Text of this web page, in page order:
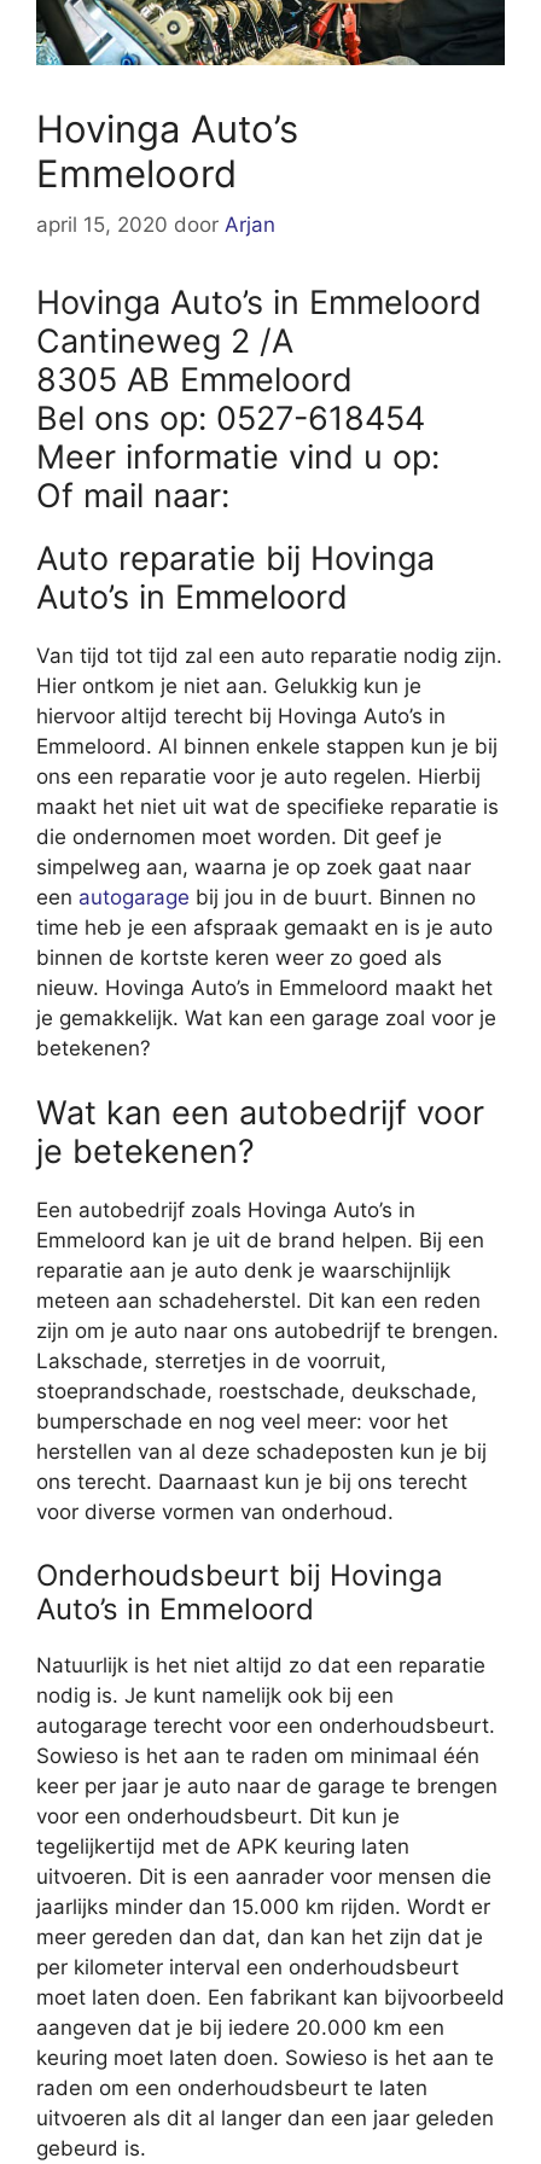
Hovinga Auto’s
Emmeloord
april 15, 2020 door Arjan
Hovinga Auto’s in Emmeloord
Cantineweg 2 /A
8305 AB Emmeloord
Bel ons op: 0527-618454
Meer informatie vind u op:
Of mail naar:
Auto reparatie bij Hovinga
Auto’s in Emmeloord
Van tijd tot tijd zal een auto reparatie nodig zijn.
Hier ontkom je niet aan. Gelukkig kun je
hiervoor altijd terecht bij Hovinga Auto’s in
Emmeloord. Al binnen enkele stappen kun je bij
ons een reparatie voor je auto regelen. Hierbij
maakt het niet uit wat de specifieke reparatie is
die ondernomen moet worden. Dit geef je
simpelweg aan, waarna je op zoek gaat naar
een autogarage bij jou in de buurt. Binnen no
time heb je een afspraak gemaakt en is je auto
binnen de kortste keren weer zo goed als
nieuw. Hovinga Auto’s in Emmeloord maakt het
je gemakkelijk. Wat kan een garage zoal voor je
betekenen?
Wat kan een autobedrijf voor
je betekenen?
Een autobedrijf zoals Hovinga Auto’s in
Emmeloord kan je uit de brand helpen. Bij een
reparatie aan je auto denk je waarschijnlijk
meteen aan schadeherstel. Dit kan een reden
zijn om je auto naar ons autobedrijf te brengen.
Lakschade, sterretjes in de voorruit,
stoeprandschade, roestschade, deukschade,
bumperschade en nog veel meer: voor het
herstellen van al deze schadeposten kun je bij
ons terecht. Daarnaast kun je bij ons terecht
voor diverse vormen van onderhoud.
Onderhoudsbeurt bij Hovinga
Auto’s in Emmeloord
Natuurlijk is het niet altijd zo dat een reparatie
nodig is. Je kunt namelijk ook bij een
autogarage terecht voor een onderhoudsbeurt.
Sowieso is het aan te raden om minimaal één
keer per jaar je auto naar de garage te brengen
voor een onderhoudsbeurt. Dit kun je
tegelijkertijd met de APK keuring laten
uitvoeren. Dit is een aanrader voor mensen die
jaarlijks minder dan 15.000 km rijden. Wordt er
meer gereden dan dat, dan kan het zijn dat je
per kilometer interval een onderhoudsbeurt
moet laten doen. Een fabrikant kan bijvoorbeeld
aangeven dat je bij iedere 20.000 km een
keuring moet laten doen. Sowieso is het aan te
raden om een onderhoudsbeurt te laten
uitvoeren als dit al langer dan een jaar geleden
gebeurd is.